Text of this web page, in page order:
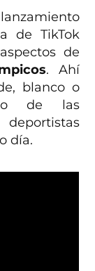
de TikTok
de
. Ahí
blanco o
de las
día.